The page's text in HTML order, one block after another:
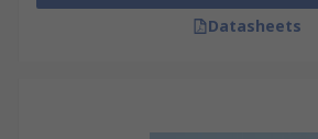
Datasheets